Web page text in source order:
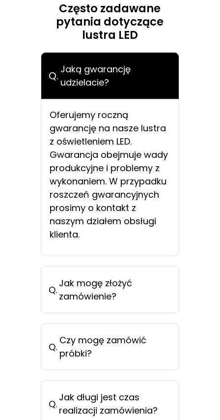
Często zadawane
pytania dotyczące
lustra LED
Q. Jaką gwarancję
udzielacie?
Oferujemy roczną
gwarancję na nasze lustra
z oświetleniem LED.
Gwarancja obejmuje wady
produkcyjne i problemy z
wykonaniem. W przypadku
roszczeń gwarancyjnych
prosimy o kontakt z
naszym działem obsługi
klienta.
Q.
Jak mogę złożyć
zamówienie?
Q.
Czy mogę zamówić
próbki?
Q.
Jak długi jest czas
realizacji zamówienia?